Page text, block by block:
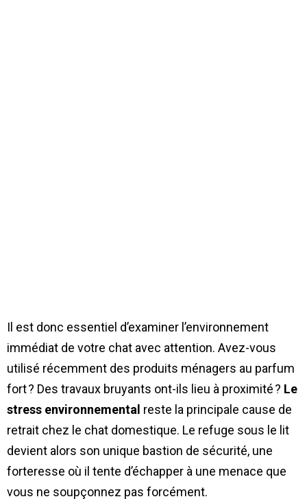
Il est donc essentiel d’examiner l’environnement
immédiat de votre chat avec attention. Avez-vous
utilisé récemment des produits ménagers au parfum
fort ? Des travaux bruyants ont-ils lieu à proximité ? Le
stress environnemental reste la principale cause de
retrait chez le chat domestique. Le refuge sous le lit
devient alors son unique bastion de sécurité, une
forteresse où il tente d’échapper à une menace que
vous ne soupçonnez pas forcément.